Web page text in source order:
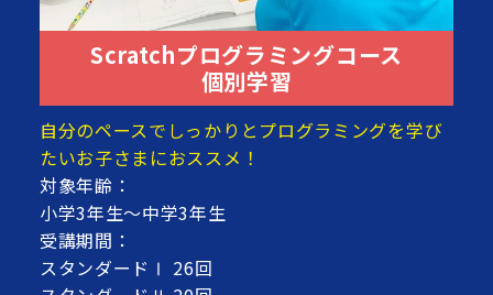
Scratchプログラミングコース
個別学習
自分のペースでしっかりとプログラミングを学び
たいお子さまにおススメ！
対象年齢：
小学3年生～中学3年生
受講期間：
スタンダードⅠ 26回